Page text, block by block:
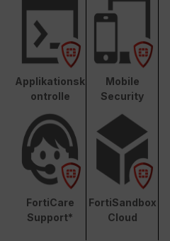
Applikationsk
ontrolle
Mobile
Security
FortiCare
Support*
FortiSandbox
Cloud